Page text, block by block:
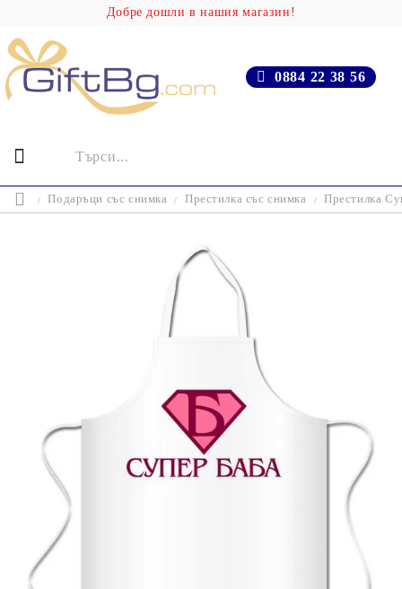
Добре дошли в нашия магазин!
0884 22 38 56
Подаръци със снимка Престилка със снимка Престилка